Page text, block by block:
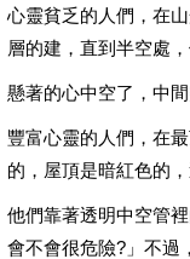
心靈貧乏的人們，在
層的建，直到半空處
懸著的心中空了，中
豐富心靈的人們，在
的，屋頂是暗紅色的
他們靠著透明中空管
會不會很危險?」不過